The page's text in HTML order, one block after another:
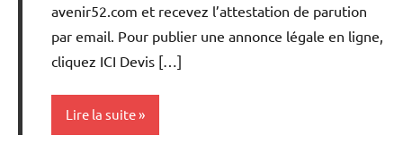
Rural
avenir52.com et recevez l’attestation de parution
par email. Pour publier une annonce légale en ligne,
cliquez ICI Devis […]
Lire la suite